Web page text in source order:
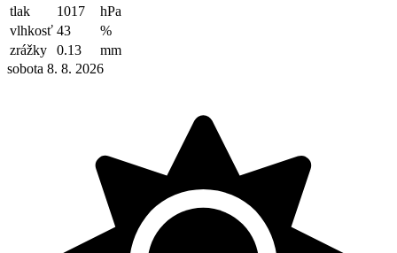
tlak
1017
hPa
vlhkosť 43
%
zrážky
0.13
mm
sobota 8. 8. 2026